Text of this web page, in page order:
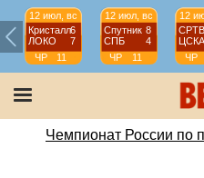
12 июл, вс
Кристалл6
ЛОКО
7
ЧР
11
тур
12 июл, вс
Спутник 8
СПБ
4
ЧР
11
тур
12
СРТВ
ЦСКА
ЧР
Чемпионат России по